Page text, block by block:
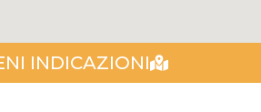
INDICAZIONI